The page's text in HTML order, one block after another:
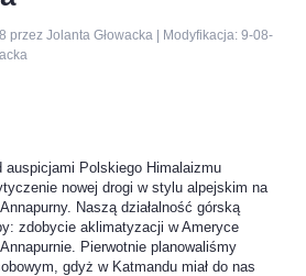
przez Jolanta Głowacka | Modyfikacja: 9-08-
auspicjami Polskiego Himalaizmu
nowej drogi w stylu alpejskim na
Naszą działalność górską
zdobycie aklimatyzacji w Ameryce
Pierwotnie planowaliśmy
gdyż w Katmandu miał do nas